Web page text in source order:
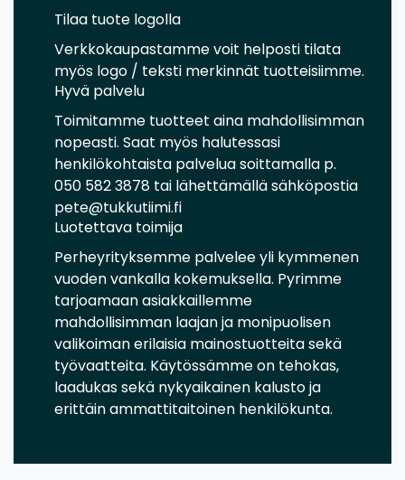
Tilaa tuote logolla
Verkkokaupastamme voit helposti tilata
myös logo / teksti merkinnät tuotteisiimme.
Hyvä palvelu
Toimitamme tuotteet aina mahdollisimman
nopeasti. Saat myös halutessasi
henkilökohtaista palvelua soittamalla p.
050 582 3878 tai lähettämällä sähköpostia
pete@tukkutiimi.fi
Luotettava toimija
Perheyrityksemme palvelee yli kymmenen
vuoden vankalla kokemuksella. Pyrimme
tarjoamaan asiakkaillemme
mahdollisimman laajan ja monipuolisen
valikoiman erilaisia mainostuotteita sekä
työvaatteita. Käytössämme on tehokas,
laadukas sekä nykyaikainen kalusto ja
erittäin ammattitaitoinen henkilökunta.